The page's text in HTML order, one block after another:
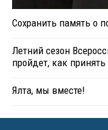
Сохранить память о
Летний сезон
пройдет, как принять
Ялта, мы вместе!